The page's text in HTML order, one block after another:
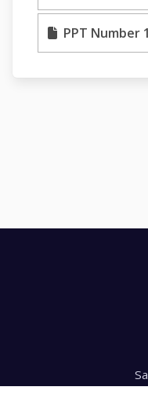
PPT Number